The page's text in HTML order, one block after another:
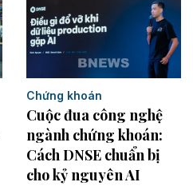
Chứng khoán
Cuộc đua công nghệ
ngành chứng khoán:
Cách DNSE chuẩn bị
cho kỷ nguyên AI